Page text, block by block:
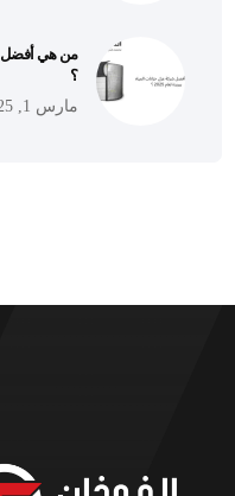
؟
مارس 1, 2025